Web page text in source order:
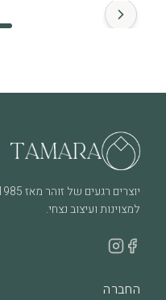
שימוש יומיומי עשוי לגרום
בבדיקה – אנחנו כאן.
למצוינות ועיצוב נצחי.
החברה